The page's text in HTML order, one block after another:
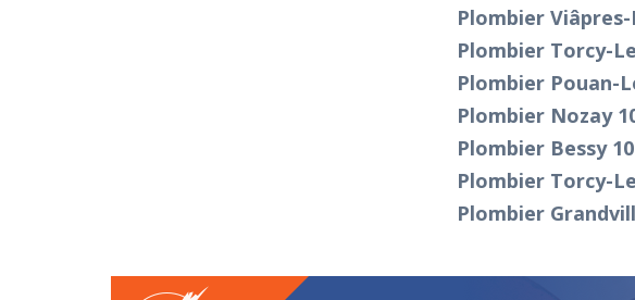
Plombier
Plombier Torcy-
Plombier Pouan-
Plombier Nozay
Plombier Bessy
Plombier Torcy-
Plombier